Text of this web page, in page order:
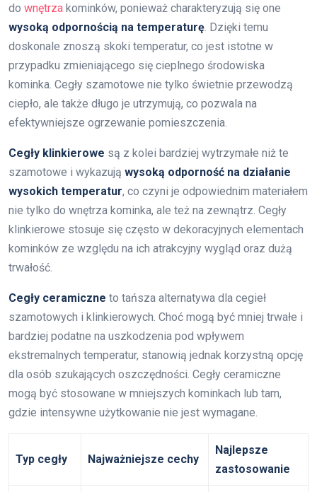
do wnętrza kominków, ponieważ charakteryzują się one
wysoką odpornością na temperaturę . Dzięki temu
doskonale znoszą skoki temperatur, co jest istotne w
przypadku zmieniającego się cieplnego środowiska
kominka. Cegły szamotowe nie tylko świetnie przewodzą
ciepło, ale także długo je utrzymują, co pozwala na
efektywniejsze ogrzewanie pomieszczenia.
Cegły klinkierowe są z kolei bardziej wytrzymałe niż te
szamotowe i wykazują wysoką odporność na działanie
wysokich temperatur, co czyni je odpowiednim materiałem
nie tylko do wnętrza kominka, ale też na zewnątrz. Cegły
klinkierowe stosuje się często w dekoracyjnych elementach
kominków ze względu na ich atrakcyjny wygląd oraz dużą
trwałość.
Cegły ceramiczne to tańsza alternatywa dla cegieł
szamotowych i klinkierowych. Choć mogą być mniej trwałe i
bardziej podatne na uszkodzenia pod wpływem
ekstremalnych temperatur, stanowią jednak korzystną opcję
dla osób szukających oszczędności. Cegły ceramiczne
mogą być stosowane w mniejszych kominkach lub tam,
gdzie intensywne użytkowanie nie jest wymagane.
Typ cegły Najważniejsze cechy
Najlepsze
zastosowanie